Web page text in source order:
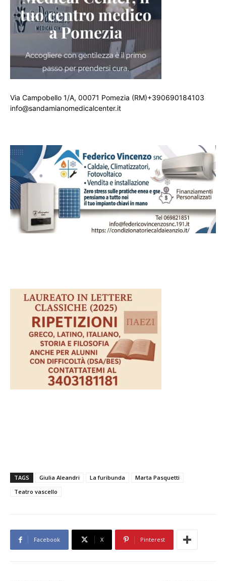
Via Campobello 1/A, 00071 Pomezia (RM)+390690184103
info@sandamianomedicalcenter.it
TAGS Giulia Aleandri La furibunda
Marta Pasquetti
Teatro vascello
Facebook X Pinterest